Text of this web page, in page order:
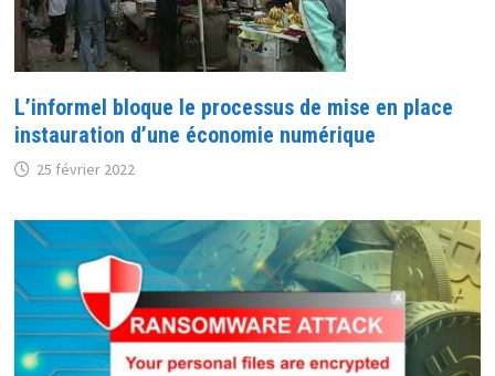
L’informel bloque le processus de mise en place
instauration d’une économie numérique
25 février 2022